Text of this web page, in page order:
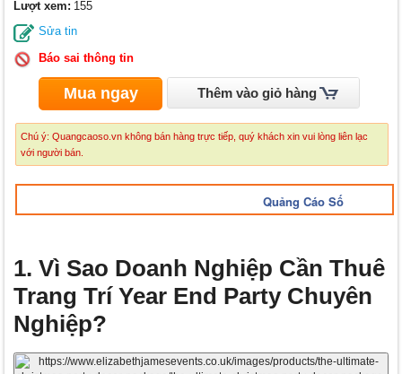
Lượt xem: 155
Sửa tin
Báo sai thông tin
Mua ngay Thêm vào giỏ hàng
Chú ý: Quangcaoso.vn không bán hàng trực tiếp, quý khách xin vui lòng liên lạc
với người bán.
Quảng Cáo Số
1. Vì Sao Doanh Nghiệp Cần Thuê
Trang Trí Year End Party Chuyên
Nghiệp?